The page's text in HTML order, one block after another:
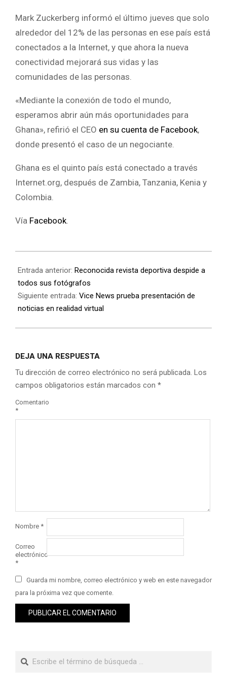
Mark Zuckerberg informó el último jueves que solo
alrededor del 12% de las personas en ese país está
conectados a la Internet, y que ahora la nueva
conectividad mejorará sus vidas y las
comunidades de las personas.
«Mediante la conexión de todo el mundo,
esperamos abrir aún más oportunidades para
Ghana», refirió el CEO en su cuenta de Facebook,
donde presentó el caso de un negociante.
Ghana es el quinto país está conectado a través
Internet.org, después de Zambia, Tanzania, Kenia y
Colombia.
Vía Facebook
Entrada anterior: Reconocida revista deportiva despide a
todos sus fotógrafos
Siguiente entrada: Vice News prueba presentación de
noticias en realidad virtual
DEJA UNA RESPUESTA
Tu dirección de correo electrónico no será publicada. Los
campos obligatorios están marcados con *
Comentario
*
Nombre *
Correo
electrónico
*
Guarda mi nombre, correo electrónico y web en este navegador
para la próxima vez que comente.